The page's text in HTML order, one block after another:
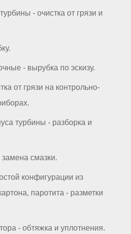
- очистка от грязи и
- вырубка по эскизу.
от грязи на контрольно-
турбины - разборка и
смазки.
конфигурации из
паротита - разметки
- обтяжка и уплотнения.